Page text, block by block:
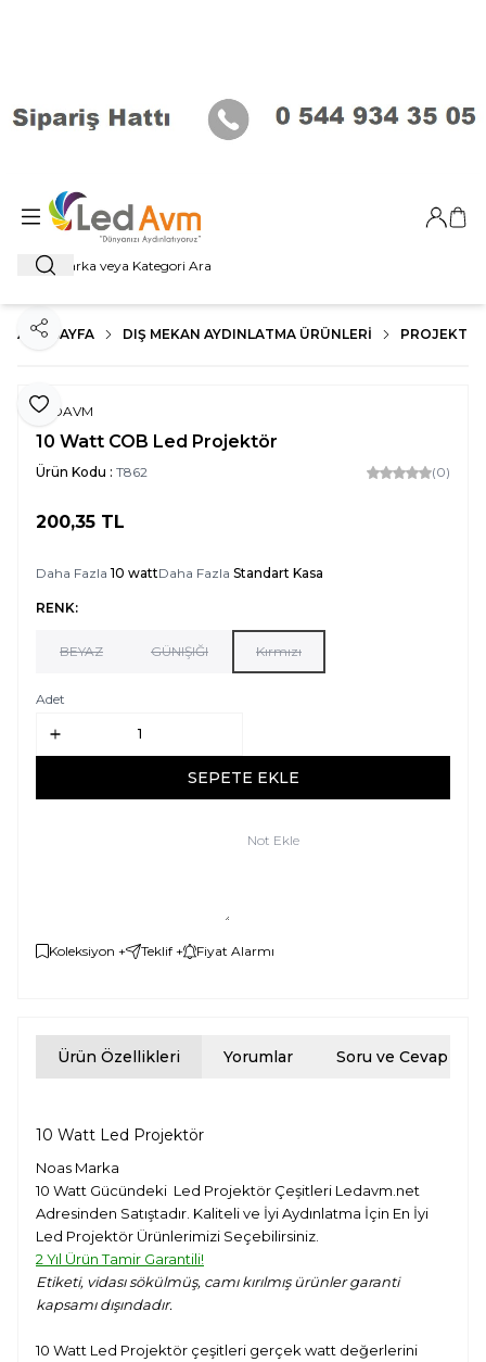
Ara
Giriş
ANA SAYFA DIŞ MEKAN AYDINLATMA ÜRÜNLERI
Favoriye Ekle
Paylaş
LEDAVM
10 Watt COB Led Projektör
Ürün Kodu : T862 (0)
200,35 TL
Daha Fazla 10 wattDaha Fazla Standart Kasa
RENK:
BEYAZ GÜNIŞIĞI Kırmızı
Adet
SEPETE EKLE
Not Ekle
Koleksiyon + Teklif + Fiyat Alarmı
Ürün Özellikleri Yorumlar Soru ve Cevap
10 Watt Led Projektör
Noas Marka
10 Watt Gücündeki Led Projektör Çeşitleri Ledavm.net
Adresinden Satıştadır. Kaliteli ve İyi Aydınlatma İçin En İyi
Led Projektör Ürünlerimizi Seçebilirsiniz.
2 Yıl Ürün Tamir Garantili!
Etiketi, vidası sökülmüş, camı kırılmış ürünler garanti
kapsamı dışındadır.
10 Watt Led Projektör çeşitleri gerçek watt değerlerini